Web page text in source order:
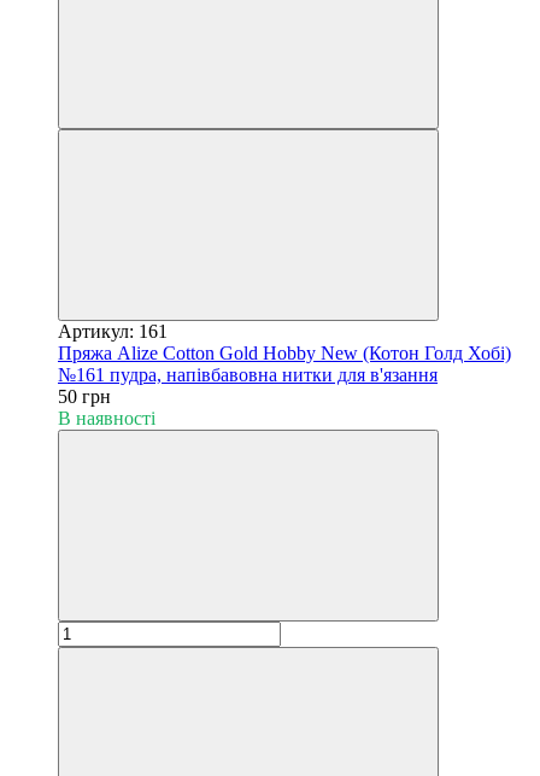
Артикул: 161
Пряжа Alize Cotton Gold Hobby New (Котон Голд Хобі)
№161 пудра, напівбавовна нитки для в'язання
50 грн
В наявності